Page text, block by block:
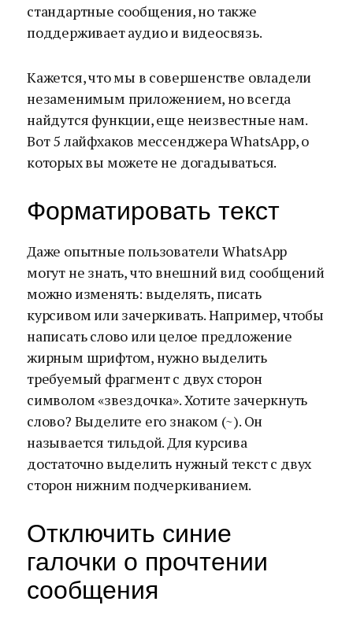
стандартные сообщения, но также
поддерживает аудио и видеосвязь.
Кажется, что мы в совершенстве овладели
незаменимым приложением, но всегда
найдутся функции, еще неизвестные нам.
Вот 5 лайфхаков мессенджера WhatsApp, о
которых вы можете не догадываться.
Форматировать текст
Даже опытные пользователи WhatsApp
могут не знать, что внешний вид сообщений
можно изменять: выделять, писать
курсивом или зачеркивать. Например, чтобы
написать слово или целое предложение
жирным шрифтом, нужно выделить
требуемый фрагмент с двух сторон
символом «звездочка». Хотите зачеркнуть
слово? Выделите его знаком (~). Он
называется тильдой. Для курсива
достаточно выделить нужный текст с двух
сторон нижним подчеркиванием.
Отключить синие
галочки о прочтении
сообщения